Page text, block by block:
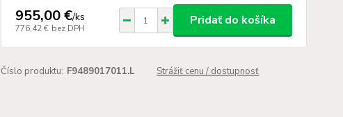
955,00 €/ks
776,42 € bez DPH
Pridať do košíka
Číslo produktu: F9489017011.L Strážiť cenu / dostupnosť